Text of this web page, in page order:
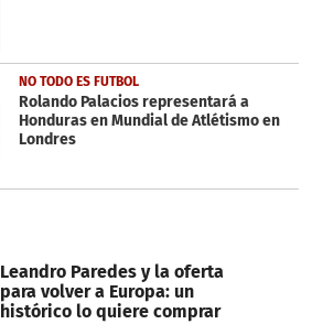
NO TODO ES FUTBOL
Rolando Palacios representará a
Honduras en Mundial de Atlétismo en
Londres
Leandro Paredes y la oferta
para volver a Europa: un
histórico lo quiere comprar